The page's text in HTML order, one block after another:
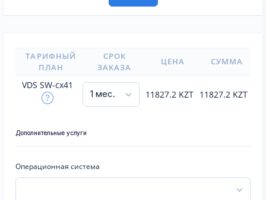
ТАРИФНЫЙ
ПЛАН
СРОК
ЗАКАЗА
ЦЕНА СУММА
VDS SW-cx41
11827.2 KZT 11827.2 KZT
Дополнительные услуги
Операционная система